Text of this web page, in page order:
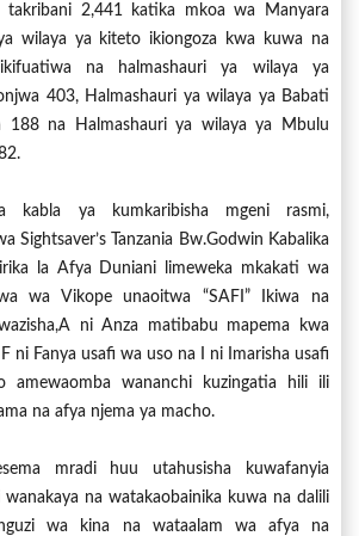
2,441 katika mkoa wa Manyara
wilaya ya kiteto ikiongoza kwa kuwa na
na halmashauri ya wilaya ya
403, Halmashauri ya wilaya ya Babati
188 na Halmashauri ya wilaya ya Mbulu
kabla ya kumkaribisha mgeni rasmi,
Sightsaver’s Tanzania Bw.Godwin Kabalika
la Afya Duniani limeweka mkakati wa
wa Vikope unaoitwa “SAFI” Ikiwa na
ni Anza matibabu mapema kwa
ni Fanya usafi wa uso na I ni Imarisha usafi
amewaomba wananchi kuzingatia hili ili
na afya njema ya macho.
mradi huu utahusisha kuwafanyia
na watakaobainika kuwa na dalili
wa kina na wataalam wa afya na